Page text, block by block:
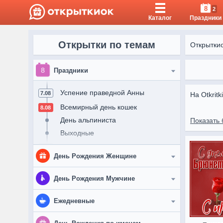
Каталог
8 2
Праздники
Открытки по темам
Праздники
7.08 Успение праведной Анны
8.08
Всемирный день кошек
День альпиниста
Выходные
9.08
День строителя
День физкультурника
11.08 Рождество святого Николая
12.08
День Военно-Воздушных Сил
России
День Рождения Женщине
Женщине
Девушке
День Рождения Мужчине
Мужчине
Ежедневные
Доброе утро
На
Показать